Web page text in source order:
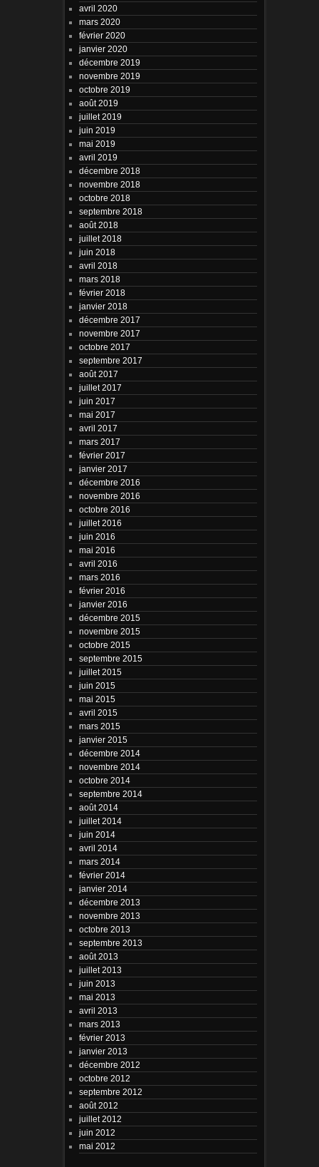
avril 2020
mars 2020
février 2020
janvier 2020
décembre 2019
novembre 2019
octobre 2019
août 2019
juillet 2019
juin 2019
mai 2019
avril 2019
décembre 2018
novembre 2018
octobre 2018
septembre 2018
août 2018
juillet 2018
juin 2018
avril 2018
mars 2018
février 2018
janvier 2018
décembre 2017
novembre 2017
octobre 2017
septembre 2017
août 2017
juillet 2017
juin 2017
mai 2017
avril 2017
mars 2017
février 2017
janvier 2017
décembre 2016
novembre 2016
octobre 2016
juillet 2016
juin 2016
mai 2016
avril 2016
mars 2016
février 2016
janvier 2016
décembre 2015
novembre 2015
octobre 2015
septembre 2015
juillet 2015
juin 2015
mai 2015
avril 2015
mars 2015
janvier 2015
décembre 2014
novembre 2014
octobre 2014
septembre 2014
août 2014
juillet 2014
juin 2014
avril 2014
mars 2014
février 2014
janvier 2014
décembre 2013
novembre 2013
octobre 2013
septembre 2013
août 2013
juillet 2013
juin 2013
mai 2013
avril 2013
mars 2013
février 2013
janvier 2013
décembre 2012
octobre 2012
septembre 2012
août 2012
juillet 2012
juin 2012
mai 2012